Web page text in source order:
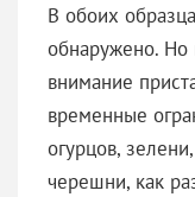
В обоих
обнаружено. Но
внимание
временные
огурцов,
черешни, как